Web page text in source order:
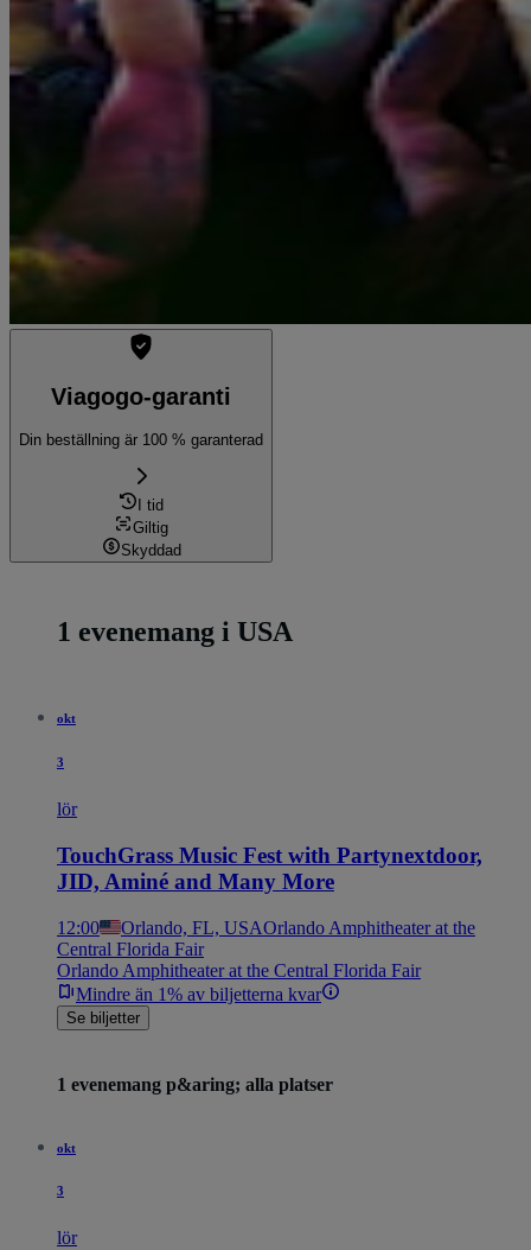
Viagogo-garanti
Din beställning är 100 % garanterad
I tid
Giltig
Skyddad
1 evenemang i USA
okt
3
lör
TouchGrass Music Fest with Partynextdoor,
JID, Aminé and Many More
12:00 Orlando, FL, USAOrlando Amphitheater at the
Central Florida Fair
Orlando Amphitheater at the Central Florida Fair
Mindre än 1% av biljetterna kvar
Se biljetter
1 evenemang p&aring; alla platser
okt
3
lör